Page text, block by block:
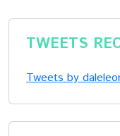
TWEETS
Tweets by